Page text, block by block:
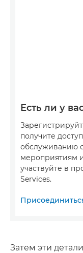
Есть ли у
получите
обслуживанию
мероприятиям
участвуйте в
Services.
Затем эти